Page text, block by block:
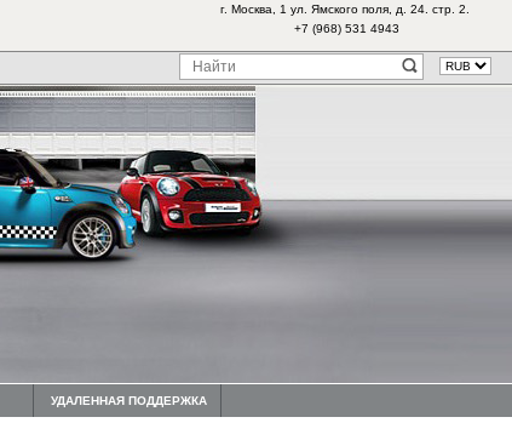
г. Москва, 1 ул. Ямского поля, д. 24. стр. 2.
+7 (968) 531 4943
УДАЛЕННАЯ ПОДДЕРЖКА